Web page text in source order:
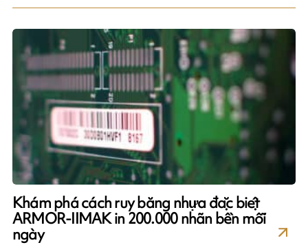
Khám phá cách ruy băng nhựa đặc biệt
ARMOR-IIMAK in 200.000 nhãn bền mỗi
ngày